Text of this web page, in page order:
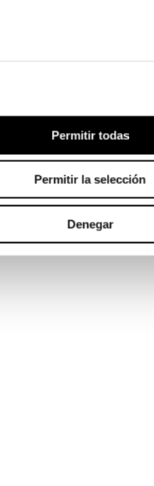
Permitir todas
Permitir la selección
Denegar